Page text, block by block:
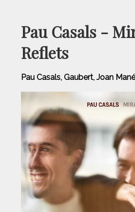
Pau Casals -
Reflets
Pau Casals, Gaubert, Joan